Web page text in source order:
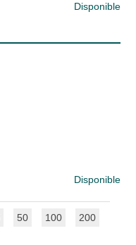
Disponible
Disponible
50 100 200